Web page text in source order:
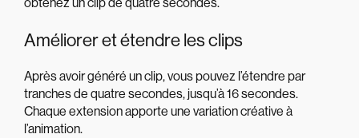
Améliorer et étendre les clips
Après avoir généré un clip, vous pouvez l’étendre par
tranches de quatre secondes, jusqu’à 16 secondes.
Chaque extension apporte une variation créative à
l’animation.